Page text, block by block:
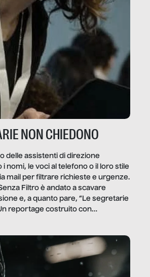
NON CHIEDONO
delle assistenti di direzione
nomi, le voci al telefono o il loro stile
mail per filtrare richieste e urgenze.
Filtro è andato a scavare
e, a quanto pare, “Le segretarie
reportage costruito con